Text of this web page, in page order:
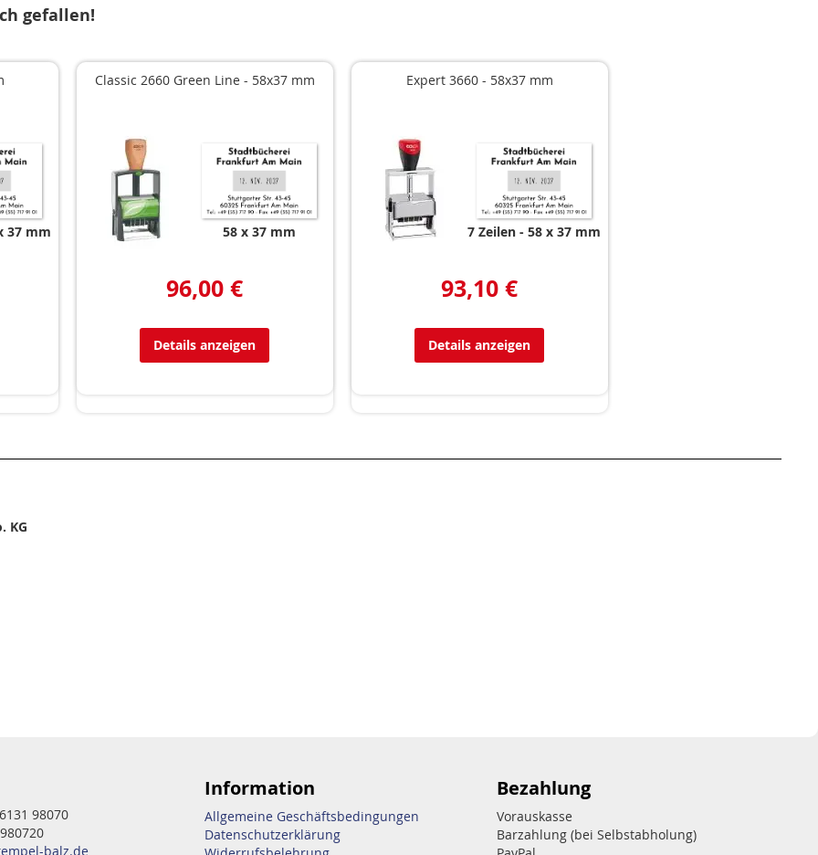
gefallen!
37 mm
Classic 2660 Green Line - 58x37 mm
58 x 37 mm
96,00 €
Details anzeigen
Expert 3660 - 58x37 mm
7 Zeilen 58 x 37 mm
93,10 €
Details anzeigen
KG
98070
balz.de
Information
Allgemeine Geschäftsbedingungen
Datenschutzerklärung
Bezahlung
Vorauskasse
Barzahlung (bei Selbstabholung)